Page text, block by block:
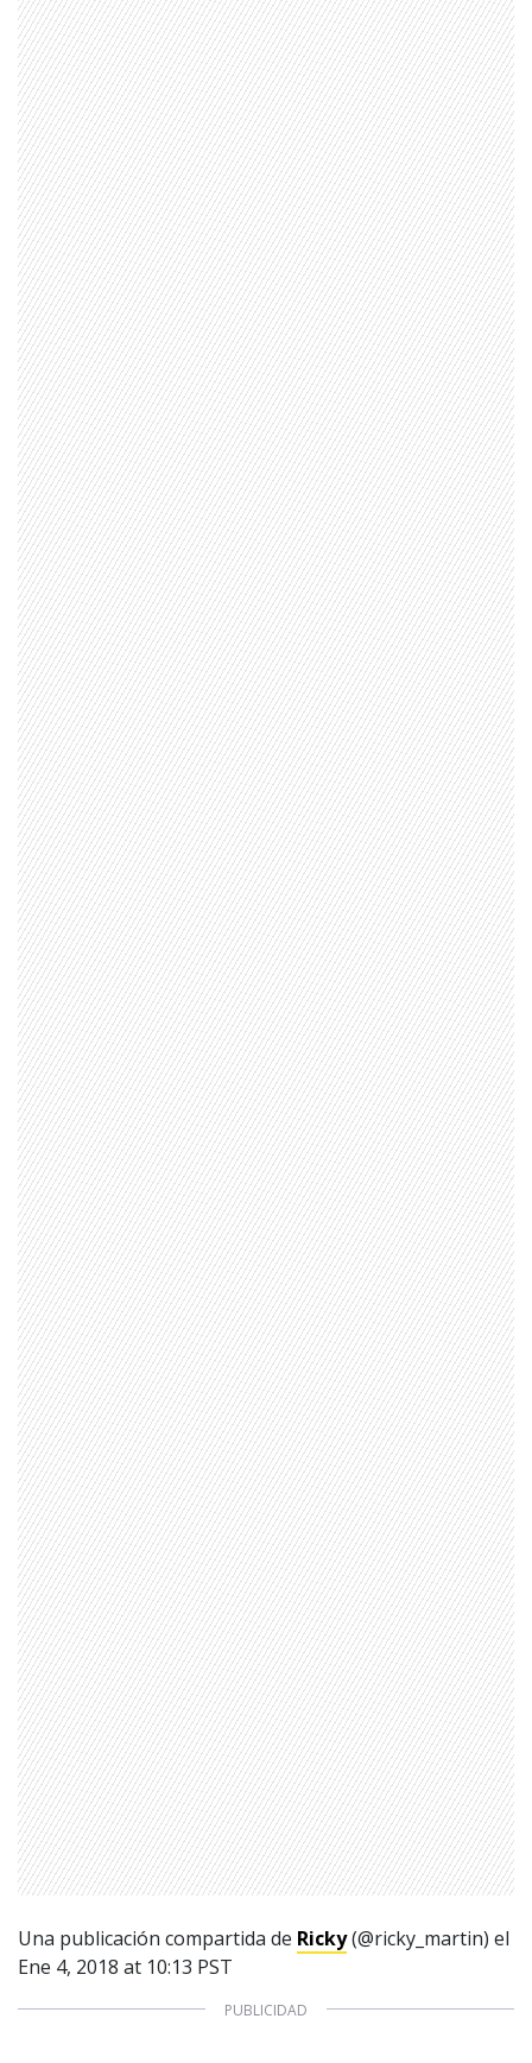
Una publicación compartida de Ricky(@ricky_martin) el
Ene 4, 2018 at 10:13 PST
1997 — 2026
© PRISA MEDIA CORP SPA.
Producción musical Cadena Ser, España 2026.
CONTACTO COMERCIAL
Aviso legal
Política de privacidad|Política de Cookies
Configuración de Cookies
Valores Pautas publicitarias Presidenciales 2025